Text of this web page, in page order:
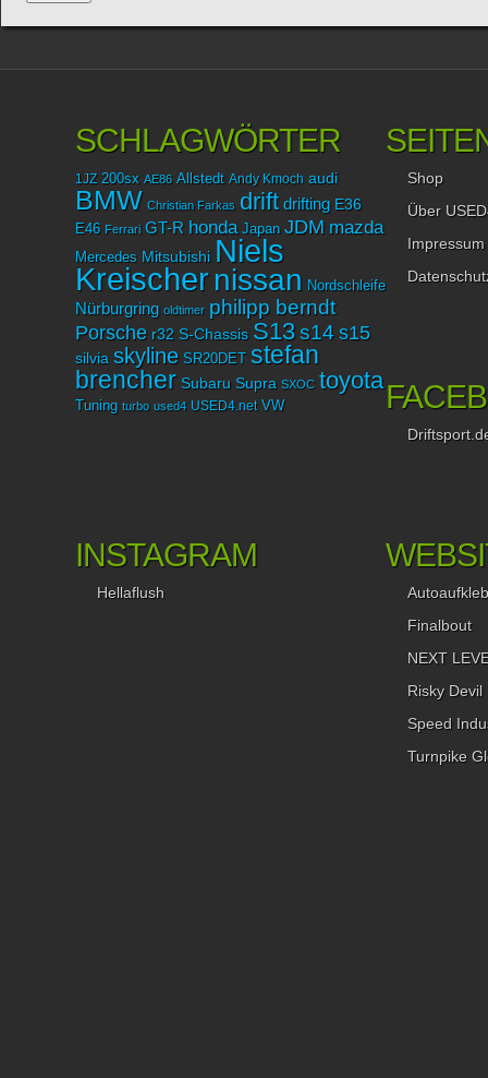
SCHLAGWÖRTER
1JZ 200sx AE86 Allstedt Andy Kmoch audi
BMW Christian Farkas drift drifting E36
E46 Ferrari GT-R honda Japan JDM mazda
Mercedes Mitsubishi Niels
Kreischer nissan Nordschleife
Nürburgring oldtimer philipp berndt
Porsche r32 S-Chassis S13 s14 s15
silvia skyline SR20DET stefan
brencher Subaru Supra SXOC toyota
Tuning turbo used4 USED4.net VW
Shop
Über
Impressum
INSTAGRAM
Hellaflush
Finalbout
NEXT
Risky Devil
Speed
Turnpike